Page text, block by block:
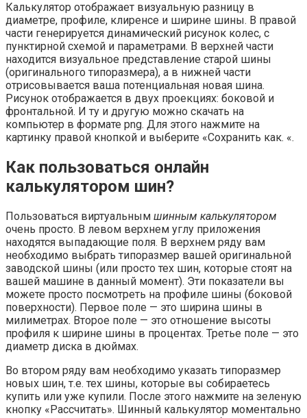
Калькулятор отображает визуальную разницу в
диаметре, профиле, клиренсе и ширине шины. В правой
части генерируется динамический рисунок колес, с
пунктирной схемой и параметрами. В верхней части
находится визуальное представление старой шины
(оригинального типоразмера), а в нижней части
отрисовывается ваша потенциальная новая шина.
Рисунок отображается в двух проекциях: боковой и
фронтальной. И ту и другую можно скачать на
компьютер в формате png. Для этого нажмите на
картинку правой кнопкой и выберите «Сохранить как. «.
Как пользоваться онлайн
калькулятором шин?
Пользоваться виртуальным шинным калькулятором
очень просто. В левом верхнем углу приложения
находятся выпадающие поля. В верхнем ряду вам
необходимо выбрать типоразмер вашей оригинальной
заводской шины (или просто тех шин, которые стоят на
вашей машине в данный момент). Эти показатели вы
можете просто посмотреть на профиле шины (боковой
поверхности). Первое поле — это ширина шины в
милиметрах. Второе поле — это отношение высоты
профиля к ширине шины в процентах. Третье поле — это
диаметр диска в дюймах.
Во втором ряду вам необходимо указать типоразмер
новых шин, т.е. тех шины, которые вы собираетесь
купить или уже купили. После этого нажмите на зеленую
кнопку «Рассчитать». Шинный калькулятор моментально